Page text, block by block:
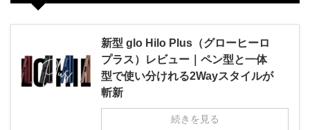
新型 glo Hilo Plus（グローヒーロ
プラス）レビュー｜ペン型と一体
型で使い分けれる2Wayスタイルが
斬新
続きを見る